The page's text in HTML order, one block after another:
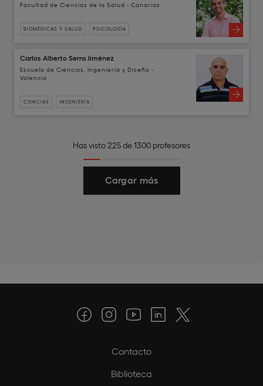
Facultad de Ciencias de la Salud - Canarias
BIOMÉDICAS Y SALUD PSICOLOGÍA
Carlos Alberto Serra Jiménez
Escuela de Ciencias, Ingeniería y Diseño -
Valencia
CIENCIAS INGENIERÍA
Has visto 225 de 1300 profesores
Cargar más
Contacto
Biblioteca